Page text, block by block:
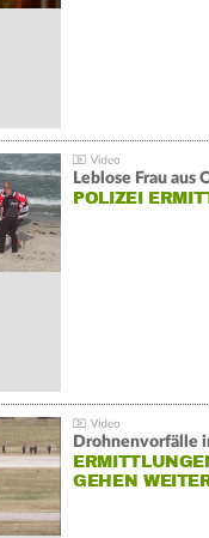
Leblose Frau aus
POLIZEI
Drohnenvorfälle
GEHEN